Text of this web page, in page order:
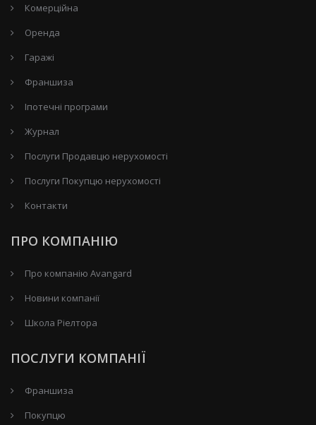
Комерційна
Оренда
Гаражі
Франшиза
Іпотечні програми
Журнал
Послуги Продавцю нерухомості
Послуги Покупцю нерухомості
Контакти
ПРО КОМПАНІЮ
Про компанію Avangard
Новини компанії
Школа Ріелтора
ПОСЛУГИ КОМПАНІЇ
Франшиза
Покупцю